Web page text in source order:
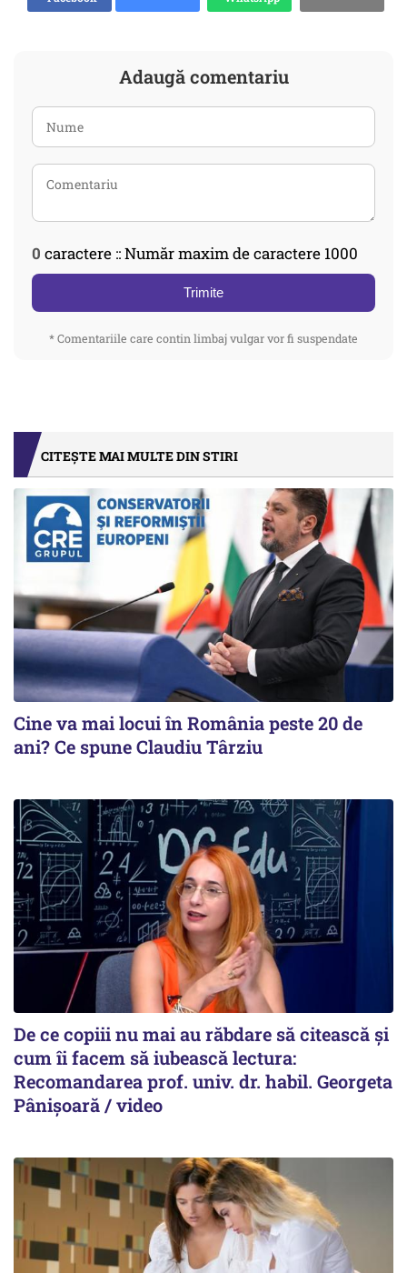
Adaugă comentariu
0 caractere :: Număr maxim de caractere 1000
Trimite
* Comentariile care contin limbaj vulgar vor fi suspendate
CITEȘTE MAI MULTE DIN STIRI
Cine va mai locui în România peste 20 de
ani? Ce spune Claudiu Târziu
De ce copiii nu mai au răbdare să citească și
cum îi facem să iubească lectura:
Recomandarea prof. univ. dr. habil. Georgeta
Pânișoară / video